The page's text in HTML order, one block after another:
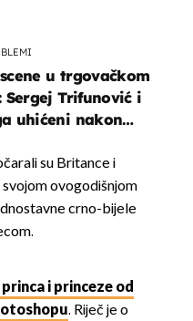
u trgovačkom
Sergej Trifunović i
uhićeni nakon
su Britance i
ovogodišnjom
crno-bijele
i princeze od
. Riječ je o